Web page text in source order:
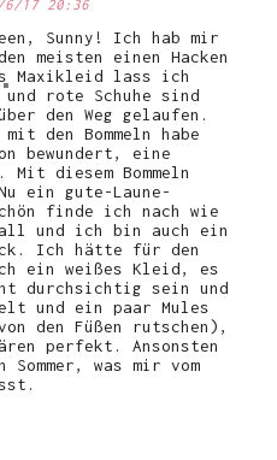
6/17 20:36
Sunny! Ich hab mir
meisten einen Hacken
Maxikleid lass ich
rote Schuhe sind
den Weg gelaufen.
den Bommeln habe
bewundert, eine
diesem Bommeln
ein gute-Laune-
finde ich nach wie
und ich bin auch ein
Ich hätte für den
ein weißes Kleid, es
durchsichtig sein und
und ein paar Mules
den Füßen rutschen),
perfekt. Ansonsten
was mir vom